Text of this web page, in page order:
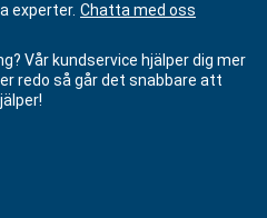
experter. Chatta med oss
Vår kundservice hjälper dig mer
redo så går det snabbare att